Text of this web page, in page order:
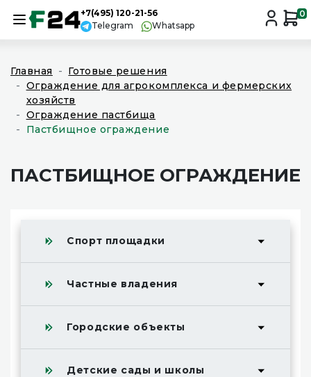
+7(495) 120-21-56
Telegram
Whatsapp
0
Главная
Готовые решения
Ограждение для агрокомплекса и фермерских
хозяйств
Ограждение пастбища
Пастбищное ограждение
ПАСТБИЩНОЕ ОГРАЖДЕНИЕ
Спорт площадки
Частные владения
Городские объекты
Детские сады и школы